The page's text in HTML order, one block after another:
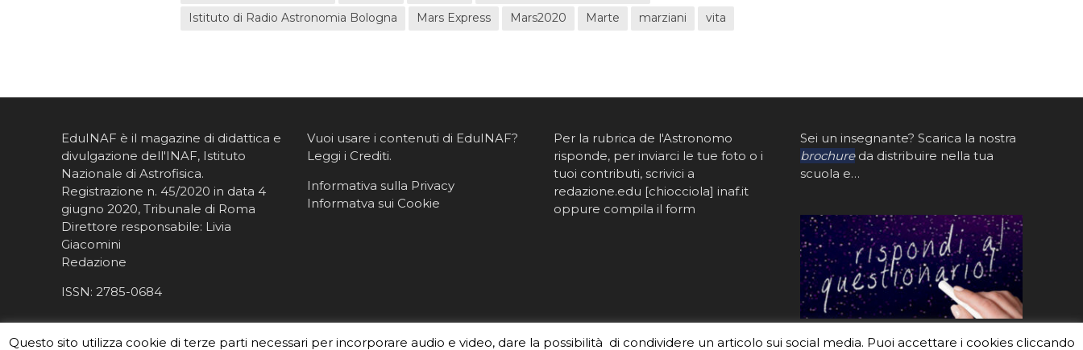
Istituto di Radio Astronomia Bologna
Mars Express Mars2020 Marte marziani vita
EduINAF è il magazine di didattica e
divulgazione dell'INAF, Istituto
Nazionale di Astrofisica.
Registrazione n. 45/2020 in data 4
giugno 2020, Tribunale di Roma
Direttore responsabile: Livia
Giacomini
Redazione
ISSN: 2785-0684
Vuoi usare i contenuti di EduINAF?
Leggi i Crediti.
Informativa sulla Privacy
Informatva sui Cookie
Per la rubrica de l'Astronomo
risponde, per inviarci le tue foto o i
tuoi contributi, scrivici a
redazione.edu [chiocciola] inaf.it
oppure compila il form
Sei un insegnante? Scarica la nostra
brochureda distribuire nella tua
scuola e…
Questo sito utilizza cookie di terze parti necessari per incorporare audio e video, dare la possibilità di condividere un articolo sui social media. Puoi accettare i cookies cliccando